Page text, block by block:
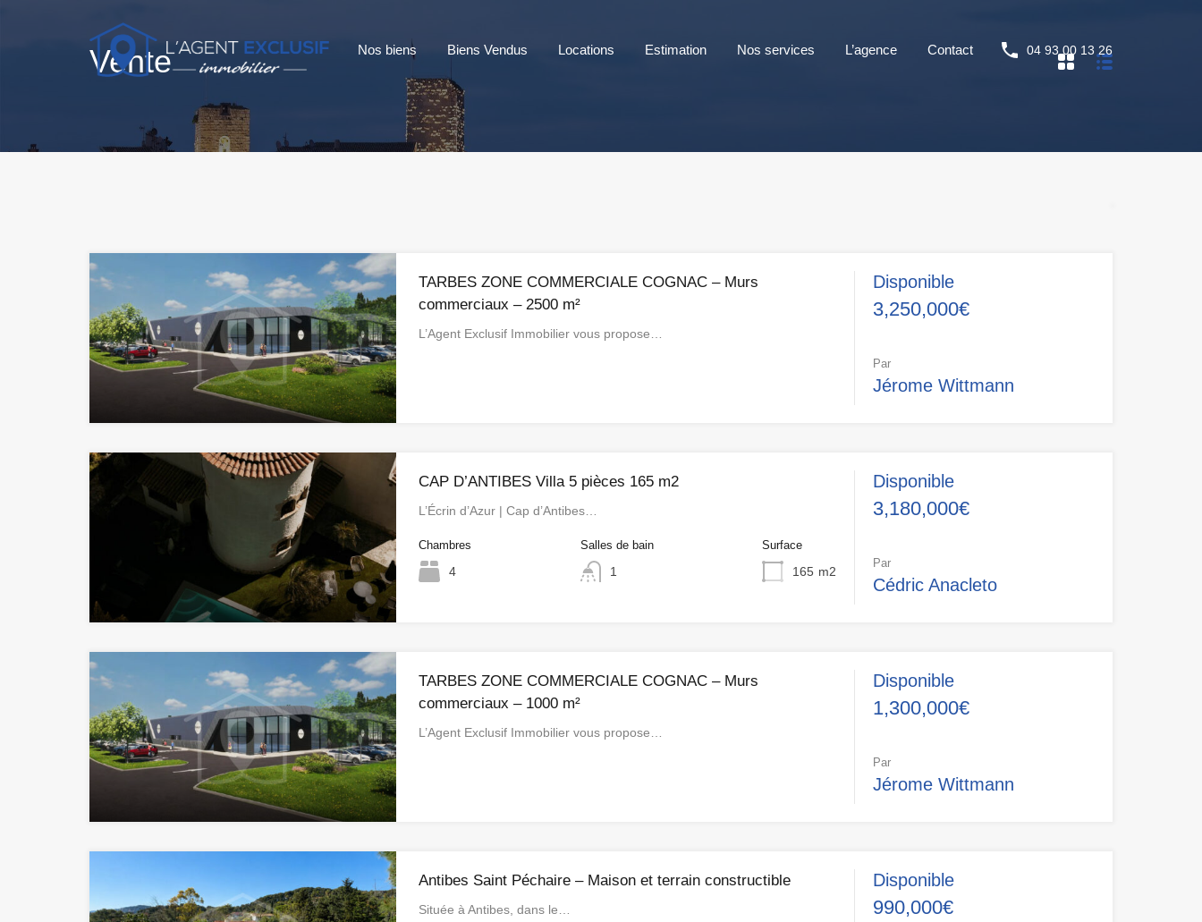
Nos biens Biens Vendus Locations Estimation Nos services L’agence Contact 04 93 00 13 26
Vente
TARBES ZONE COMMERCIALE COGNAC – Murs
commerciaux – 2500 m²
L’Agent Exclusif Immobilier vous propose…
Disponible
3,250,000€
Par
Jérome Wittmann
CAP D’ANTIBES Villa 5 pièces 165 m2
L’Écrin d’Azur | Cap d’Antibes…
Chambres
4
Salles de bain
1
Surface
165 m2
Disponible
3,180,000€
Par
Cédric Anacleto
TARBES ZONE COMMERCIALE COGNAC – Murs
commerciaux – 1000 m²
L’Agent Exclusif Immobilier vous propose…
Disponible
1,300,000€
Par
Jérome Wittmann
Antibes Saint Péchaire – Maison et terrain constructible
Située à Antibes, dans le…
Disponible
990,000€